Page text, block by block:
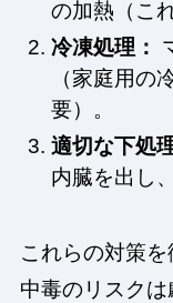
の加熱（こ
冷凍処理：
（家庭用の
要）。
適切な下処
内臓を出し
これらの対策
中毒のリスクは